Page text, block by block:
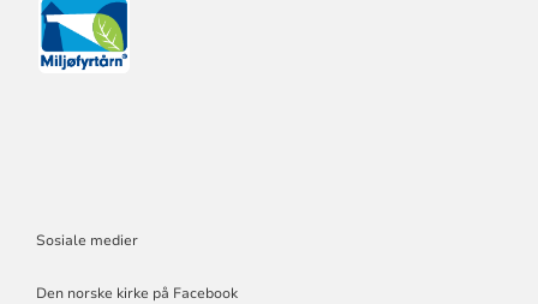
Sosiale medier
Den norske kirke på Facebook